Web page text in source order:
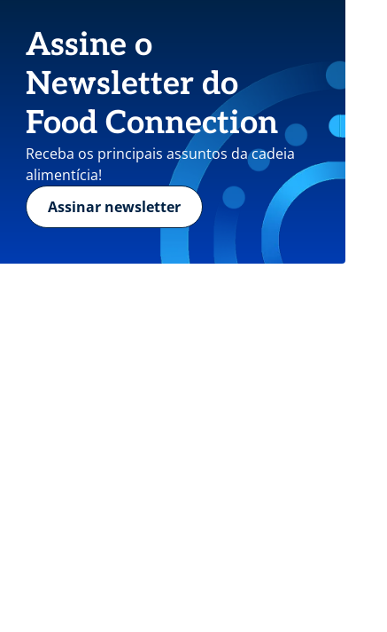
Assine o
Newsletter do
Food Connection
Receba os principais assuntos da cadeia
alimentícia!
Assinar newsletter